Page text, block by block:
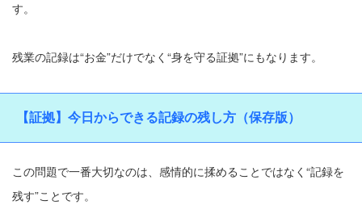
す。
残業の記録は“お金”だけでなく“身を守る証拠”にもなります。
【証拠】今日からできる記録の残し方（保存版）
この問題で一番大切なのは、感情的に揉めることではなく“記録を
残す”ことです。